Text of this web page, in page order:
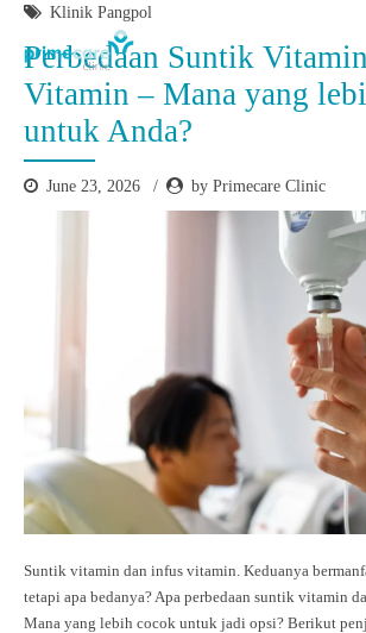
Klinik Pangpol
Perbedaan Suntik
Vitamin – Mana yang
untuk Anda?
June 23, 2026 by Primecare Clinic
Suntik vitamin dan infus vitamin. Keduanya
tetapi apa bedanya? Apa perbedaan suntik vitamin
Mana yang lebih cocok untuk jadi opsi? Berikut